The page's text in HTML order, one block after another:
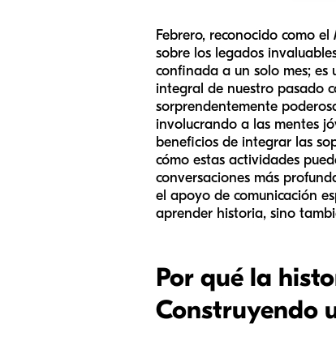
Febrero, reconocido como
sobre los legados
confinada a un solo mes;
integral de nuestro pasado
sorprendentemente
involucrando a las mentes
beneficios de integrar las
cómo estas actividades
conversaciones más
el apoyo de comunicación
aprender historia, sino
Por qué la
Construyendo